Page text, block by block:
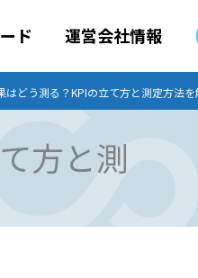
ド 運営会社情報
はどう測る？KPIの立て方と測定方法
方と測